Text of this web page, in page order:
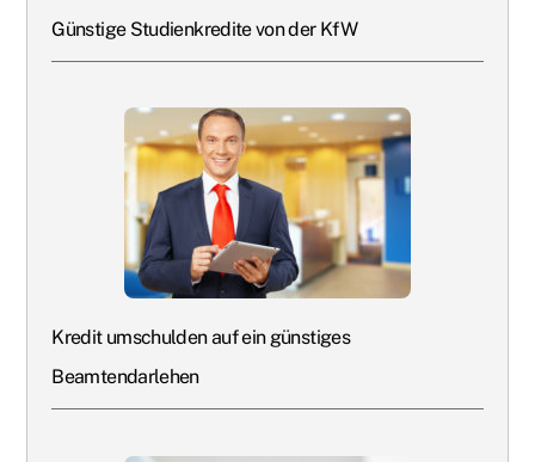
Günstige Studienkredite von der KfW
Kredit umschulden auf ein günstiges
Beamtendarlehen